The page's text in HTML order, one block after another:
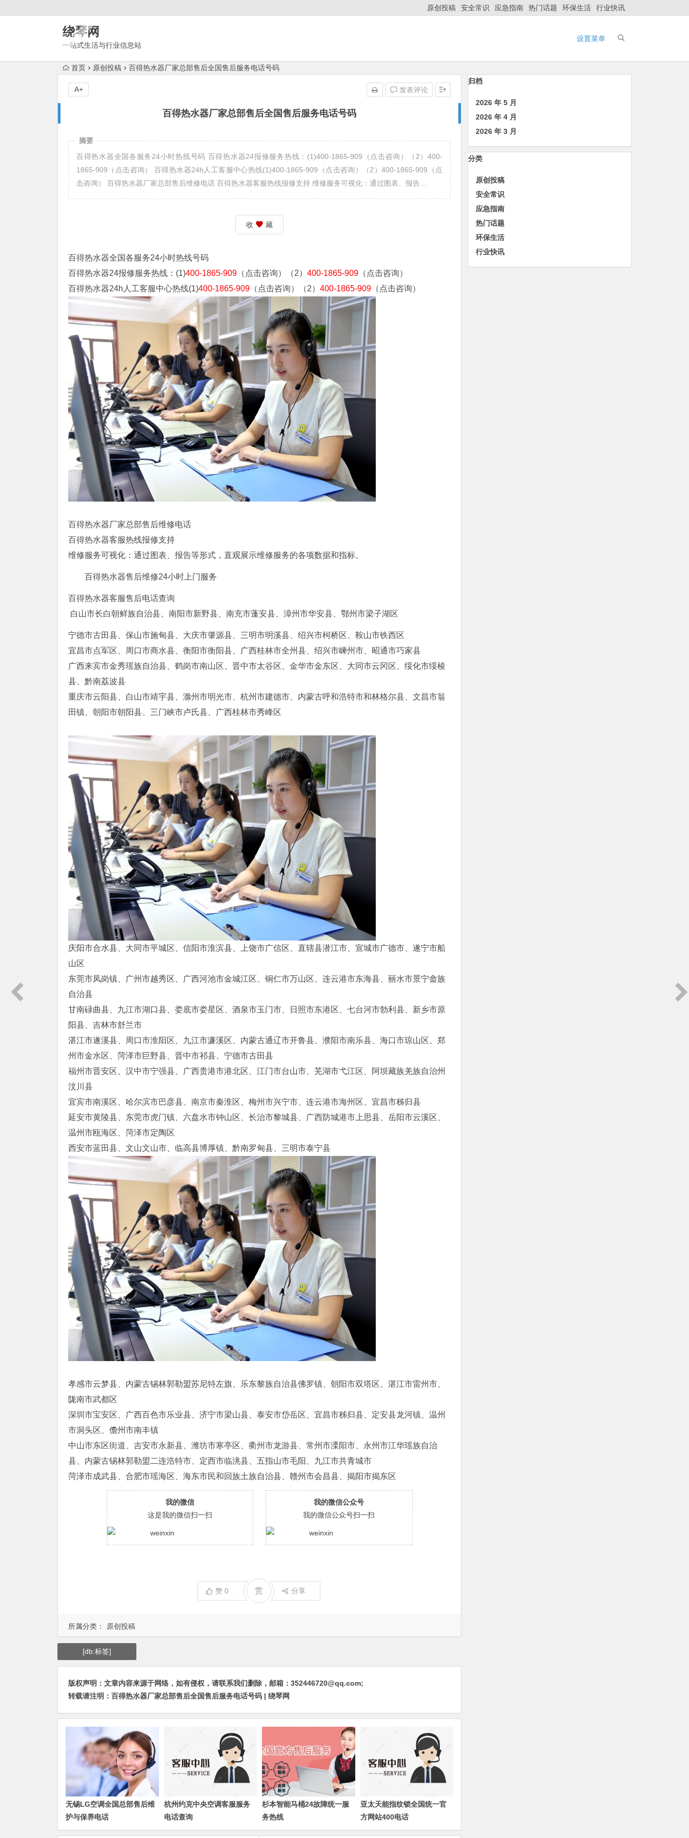
原创投稿 安全常识 应急指南 热门话题 环保生活 行业快讯
绕琴网
一站式生活与行业信息站
设置菜单
首页 原创投稿 百得热水器厂家总部售后全国售后服务电话号码
百得热水器厂家总部售后全国售后服务电话号码
发表评论
A+
所属分类： 原创投稿
摘要
百得热水器全国各服务24小时热线号码 百得热水器24报修服务热线：(1)400-1865-909（点击咨询）（2）400-
1865-909（点击咨询） 百得热水器24h人工客服中心热线(1)400-1865-909（点击咨询）（2）400-1865-909（点
击咨询） 百得热水器厂家总部售后维修电话 百得热水器客服热线报修支持 维修服务可视化：通过图表、报告…
收 藏
百得热水器全国各服务24小时热线号码
百得热水器24报修服务热线：(1)400-1865-909 （点击咨询）（2） 400-1865-909 （点击咨询）
百得热水器24h人工客服中心热线(1)400-1865-909 （点击咨询）（2） 400-1865-909 （点击咨询）
百得热水器厂家总部售后维修电话
百得热水器客服热线报修支持
维修服务可视化：通过图表、报告等形式，直观展示维修服务的各项数据和指标。
百得热水器售后维修24小时上门服务
百得热水器客服售后电话查询
白山市长白朝鲜族自治县、南阳市新野县、南充市蓬安县、漳州市华安县、鄂州市梁子湖区
宁德市古田县、保山市施甸县、大庆市肇源县、三明市明溪县、绍兴市柯桥区、鞍山市铁西区
宜昌市点军区、周口市商水县、衡阳市衡阳县、广西桂林市全州县、绍兴市嵊州市、昭通市巧家县
广西来宾市金秀瑶族自治县、鹤岗市南山区、晋中市太谷区、金华市金东区、大同市云冈区、绥化市绥棱
县、黔南荔波县
重庆市云阳县、白山市靖宇县、滁州市明光市、杭州市建德市、内蒙古呼和浩特市和林格尔县、文昌市翁
田镇、朝阳市朝阳县、三门峡市卢氏县、广西桂林市秀峰区
庆阳市合水县、大同市平城区、信阳市淮滨县、上饶市广信区、直辖县潜江市、宣城市广德市、遂宁市船
山区
东莞市凤岗镇、广州市越秀区、广西河池市金城江区、铜仁市万山区、连云港市东海县、丽水市景宁畲族
自治县
甘南碌曲县、九江市湖口县、娄底市娄星区、酒泉市玉门市、日照市东港区、七台河市勃利县、新乡市原
阳县、吉林市舒兰市
湛江市遂溪县、周口市淮阳区、九江市濂溪区、内蒙古通辽市开鲁县、濮阳市南乐县、海口市琼山区、郑
州市金水区、菏泽市巨野县、晋中市祁县、宁德市古田县
福州市晋安区、汉中市宁强县、广西贵港市港北区、江门市台山市、芜湖市弋江区、阿坝藏族羌族自治州
汶川县
宜宾市南溪区、哈尔滨市巴彦县、南京市秦淮区、梅州市兴宁市、连云港市海州区、宜昌市秭归县
延安市黄陵县、东莞市虎门镇、六盘水市钟山区、长治市黎城县、广西防城港市上思县、岳阳市云溪区、
温州市瓯海区、菏泽市定陶区
西安市蓝田县、文山文山市、临高县博厚镇、黔南罗甸县、三明市泰宁县
孝感市云梦县、内蒙古锡林郭勒盟苏尼特左旗、乐东黎族自治县佛罗镇、朝阳市双塔区、湛江市雷州市、
陇南市武都区
深圳市宝安区、广西百色市乐业县、济宁市梁山县、泰安市岱岳区、宜昌市秭归县、定安县龙河镇、温州
市洞头区、儋州市南丰镇
中山市东区街道、吉安市永新县、潍坊市寒亭区、衢州市龙游县、常州市溧阳市、永州市江华瑶族自治
县、内蒙古锡林郭勒盟二连浩特市、定西市临洮县、五指山市毛阳、九江市共青城市
菏泽市成武县、合肥市瑶海区、海东市民和回族土族自治县、赣州市会昌县、揭阳市揭东区
我的微信
这是我的微信扫一扫
我的微信公众号
我的微信公众号扫一扫
赞 0 赏 分享
[db:标签]
版权声明：文章内容来源于网络，如有侵权，请联系我们删除，邮箱：352446720@qq.com;
转载请注明： 百得热水器厂家总部售后全国售后服务电话号码 | 绕琴网
无锡LG空调全国总部售后维
护与保养电话
杭州约克中央空调客服服务
电话查询
杉本智能马桶24故障统一服
务热线
亚太天能指纹锁全国统一官
方网站400电话
归档
2026 年 5 月
2026 年 4 月
2026 年 3 月
分类
原创投稿
安全常识
应急指南
热门话题
环保生活
行业快讯